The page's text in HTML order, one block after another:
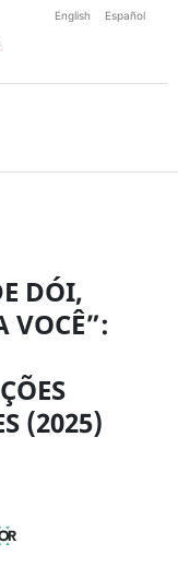
English Español
DÓI,
VOCÊ”:
(2025)